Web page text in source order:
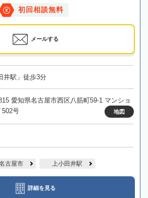
初回相談無料
メールする
井駅」徒歩3分
愛知県名古屋市西区八筋町59-1 マンショ
502号
地図
古屋市 上小田井駅
詳細を見る